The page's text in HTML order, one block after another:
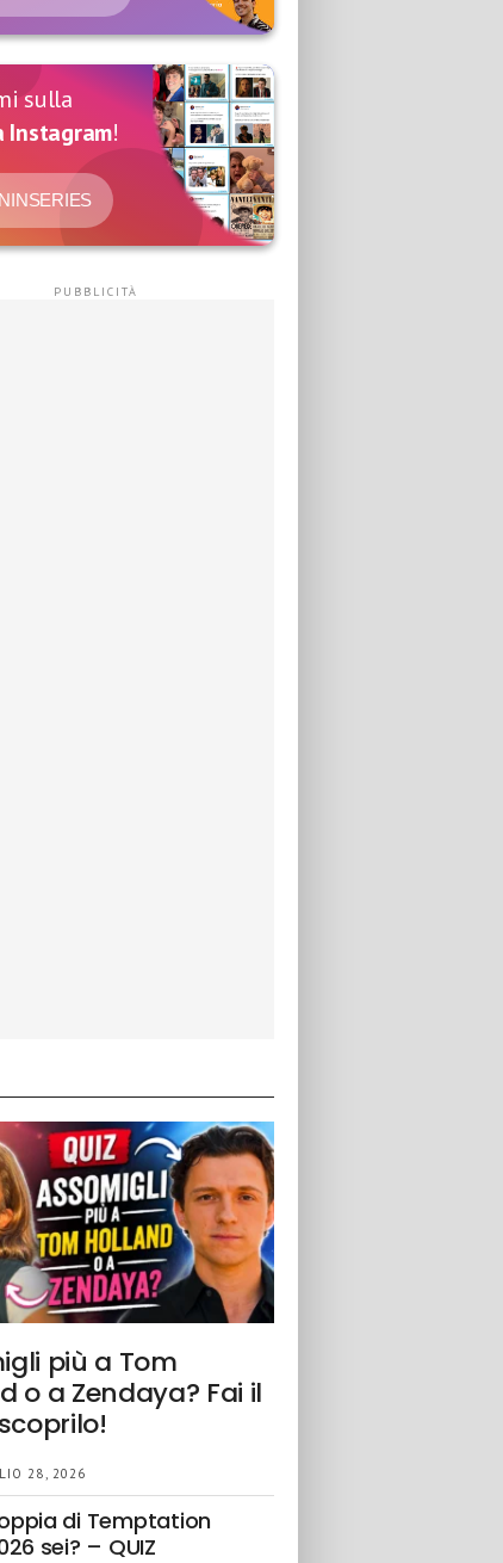
sulla
Instagram!
più a Tom
o a Zendaya? Fai il
28, 2026
di Temptation
sei? – QUIZ